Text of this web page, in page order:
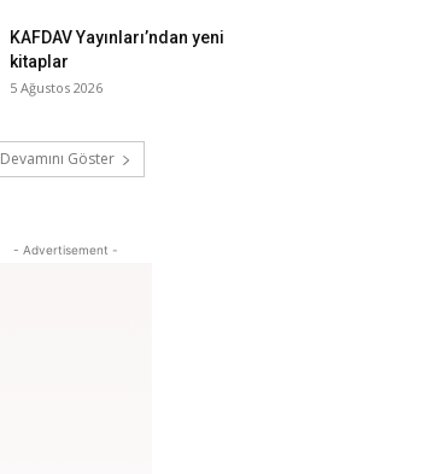
KAFDAV Yayınları’ndan yeni
kitaplar
5 Ağustos 2026
Devamını Göster
- Advertisement -